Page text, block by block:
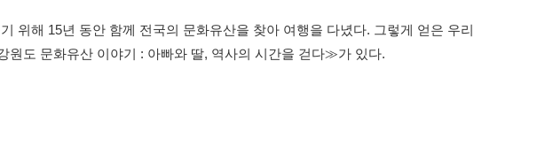
위해 15년 동안 함께 전국의 문화유산을 찾아 여행을 다녔다. 그렇게 얻은 우리
도 문화유산 이야기 : 아빠와 딸, 역사의 시간을 걷다≫가 있다.